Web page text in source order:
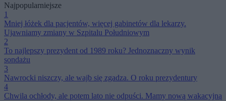
Najpopularniejsze
1
Mniej łóżek dla pacjentów, więcej gabinetów dla lekarzy.
Ujawniamy zmiany w Szpitalu Południowym
2
To najlepszy prezydent od 1989 roku? Jednoznaczny wynik
sondażu
3
Nawrocki niszczy, ale wajb się zgadza. O roku prezydentury
4
Chwila ochłody, ale potem lato nie odpuści. Mamy nową wakacyjną